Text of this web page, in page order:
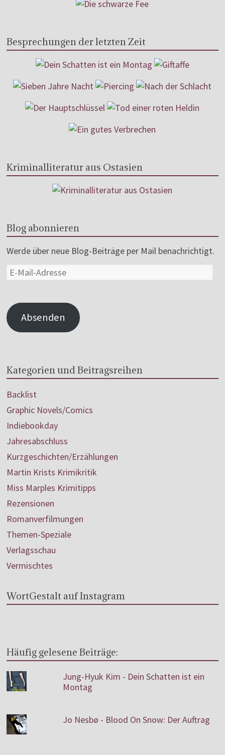
Besprechungen der letzten Zeit
Kriminalliteratur aus Ostasien
Blog abonnieren
Werde über neue Blog-Beiträge per Mail benachrichtigt.
Absenden
Kategorien und Beitragsreihen
Backlist
Graphic Novels/Comics
Indiebookday
Jahresabschluss
Kurzgeschichten/Erzählungen
Martin Krists Krimikritik
Miss Marples Krimitipps
Rezensionen
Romanverfilmungen
Themen-Speziale
Verlagsschau
Vermischtes
WortGestalt auf Instagram
Häufig gelesene Beiträge:
Jung-Hyuk Kim - Dein Schatten ist ein
Montag
Jo Nesbø - Blood On Snow: Der Auftrag